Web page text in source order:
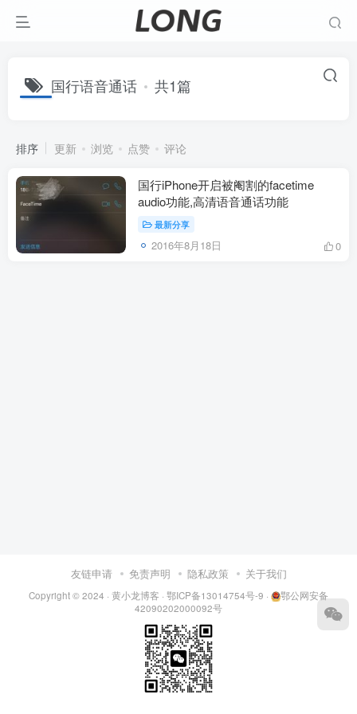
国行语音通话 共1篇
排序 更新 浏览 点赞 评论
国行iPhone开启被阉割的facetime
audio功能,高清语音通话功能
最新分享
2016年8月18日 0
友链申请 免责声明 隐私政策 关于我们
Copyright © 2024 ·黄小龙博客 ·鄂ICP备13014754号-9 ·
鄂公网安备
42090202000092号